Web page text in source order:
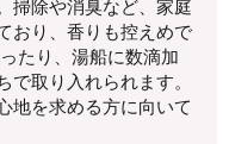
掃除や消臭など、家庭
おり、香りも控えめで
たり、湯船に数滴加
で取り入れられます。
地を求める方に向いて